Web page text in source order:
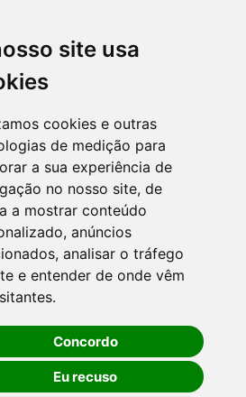
site usa
cookies e outras
de medição para
a sua experiência de
no nosso site, de
a mostrar conteúdo
anúncios
analisar o tráfego
e entender de onde vêm
Concordo
Eu recuso
e Meio Ambiente
Econômico
Município
Cultura
OUVIDORIA